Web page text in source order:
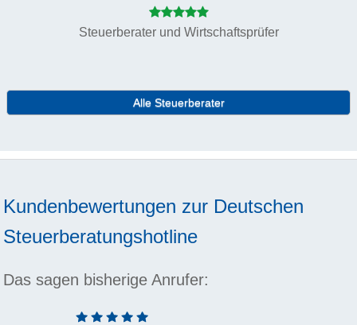
Steuerberater und Wirtschaftsprüfer
Alle Steuerberater
Kundenbewertungen zur Deutschen
Steuerberatungshotline
Das sagen bisherige Anrufer: